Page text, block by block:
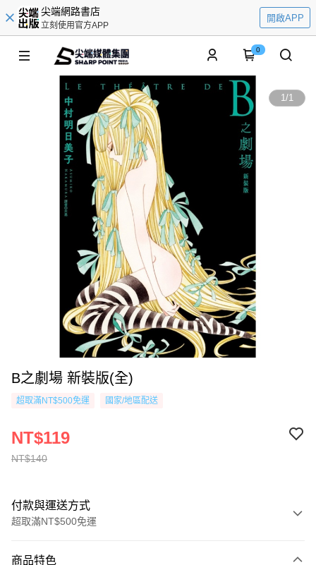
尖端網路書店
立刻使用官方APP
開啟APP
0
1/1
B之劇場 新裝版(全)
超取滿NT$500免運 國家/地區配送
NT$140
NT$119
付款與運送方式
超取滿NT$500免運
商品特色